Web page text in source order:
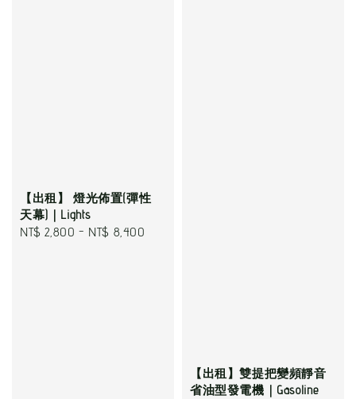
【出租】 燈光佈置(彈性
天幕)｜Lights
Regular
NT$ 2,800 - NT$ 8,400
【出租】雙提把變頻靜音
省油型發電機｜Gasoline